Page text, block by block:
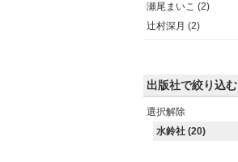
瀬尾まいこ (2)
辻村深月 (2)
出版社で絞り込む
選択解除
水鈴社 (20)